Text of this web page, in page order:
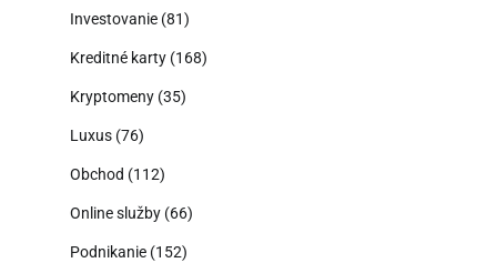
Investovanie (81)
Kreditné karty (168)
Kryptomeny (35)
Luxus (76)
Obchod (112)
Online služby (66)
Podnikanie (152)